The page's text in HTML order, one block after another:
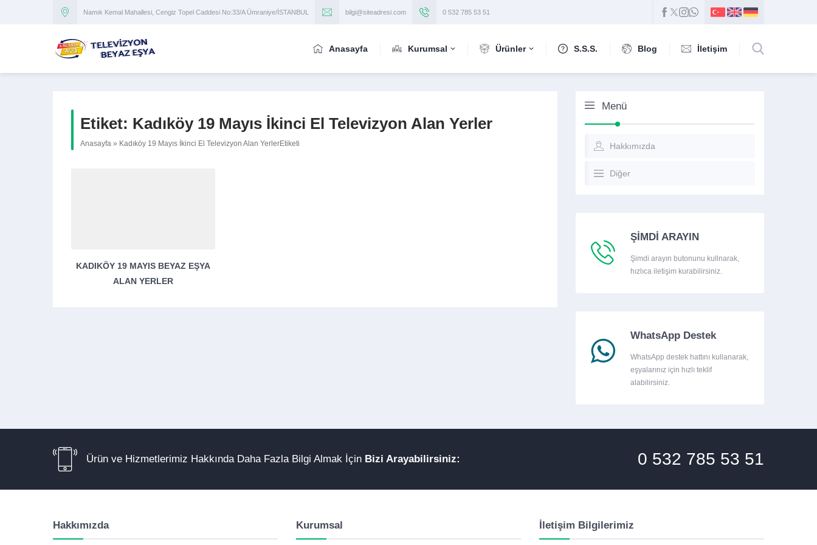
Namık Kemal Mahallesi, Cengiz Topel Caddesi No:33/A Ümraniye/İSTANBUL bilgi@siteadresi.com 0 532 785 53 51
Anasayfa Kurumsal Ürünler S.S.S. Blog İletişim
Etiket: Kadıköy 19 Mayıs İkinci El Televizyon Alan Yerler
Anasayfa » Kadıköy 19 Mayıs İkinci El Televizyon Alan YerlerEtiketi
KADIKÖY 19 MAYIS BEYAZ EŞYA
ALAN YERLER
Menü
Hakkımızda
Diğer
ŞİMDİ ARAYIN
Şimdi arayın butonunu kullnarak,
hızlıca iletişim kurabilirsiniz.
WhatsApp Destek
WhatsApp destek hattını kullanarak,
eşyalarınız için hızlı teklif
alabilirsiniz.
Ürün ve Hizmetlerimiz Hakkında Daha Fazla Bilgi Almak İçin Bizi Arayabilirsiniz: 0 532 785 53 51
Hakkımızda Kurumsal İletişim Bilgilerimiz